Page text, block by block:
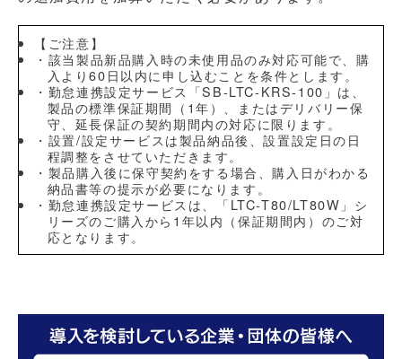
【ご注意】
・該当製品新品購入時の未使用品のみ対応可能で、購
入より60日以内に申し込むことを条件とします。
・勤怠連携設定サービス「SB-LTC-KRS-100」は、
製品の標準保証期間（1年）、またはデリバリー保
守、延長保証の契約期間内の対応に限ります。
・設置/設定サービスは製品納品後、設置設定日の日
程調整をさせていただきます。
・製品購入後に保守契約をする場合、購入日がわかる
納品書等の提示が必要になります。
・勤怠連携設定サービスは、「LTC-T80/LT80W」シ
リーズのご購入から1年以内（保証期間内）のご対
応となります。